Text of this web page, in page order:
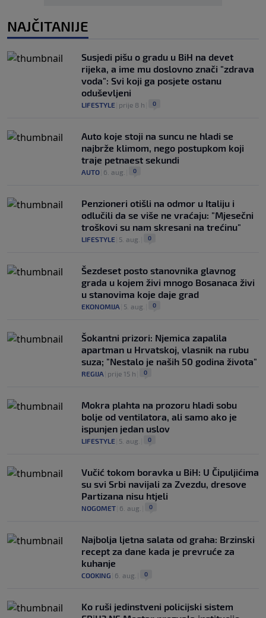
NAJČITANIJE
Susjedi pišu o gradu u BiH na devet
rijeka, a ime mu doslovno znači "zdrava
voda": Svi koji ga posjete ostanu
oduševljeni
LIFESTYLE prije 8 h 0
Auto koje stoji na suncu ne hladi se
najbrže klimom, nego postupkom koji
traje petnaest sekundi
AUTO 6. aug. 0
Penzioneri otišli na odmor u Italiju i
odlučili da se više ne vraćaju: "Mjesečni
troškovi su nam skresani na trećinu"
LIFESTYLE 5. aug. 0
Šezdeset posto stanovnika glavnog
grada u kojem živi mnogo Bosanaca živi
u stanovima koje daje grad
EKONOMIJA 5. aug. 0
Šokantni prizori: Njemica zapalila
apartman u Hrvatskoj, vlasnik na rubu
suza; "Nestalo je naših 50 godina života"
REGIJA prije 15 h 0
Mokra plahta na prozoru hladi sobu
bolje od ventilatora, ali samo ako je
ispunjen jedan uslov
LIFESTYLE 5. aug. 0
Vučić tokom boravka u BiH: U Čipuljićima
su svi Srbi navijali za Zvezdu, dresove
Partizana nisu htjeli
NOGOMET 6. aug. 0
Najbolja ljetna salata od graha: Brzinski
recept za dane kada je prevruće za
kuhanje
COOKING 6. aug. 0
Ko ruši jedinstveni policijski sistem